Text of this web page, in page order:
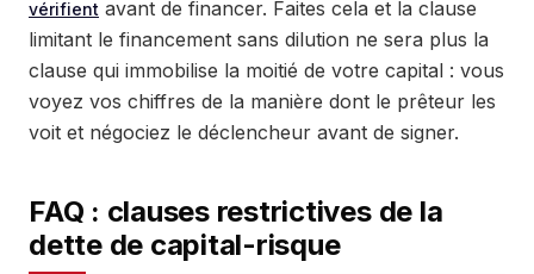
vérifient avant de financer. Faites cela et la clause
limitant le financement sans dilution ne sera plus la
clause qui immobilise la moitié de votre capital : vous
voyez vos chiffres de la manière dont le prêteur les
voit et négociez le déclencheur avant de signer.
FAQ : clauses restrictives de la
dette de capital-risque